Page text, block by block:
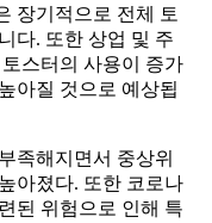
장기적으로 전체 토
다. 또한 상업 및 주
스터의 사용이 증가
아질 것으로 예상됩
족해지면서 중상위
아졌다. 또한 코로나
된 위험으로 인해 특